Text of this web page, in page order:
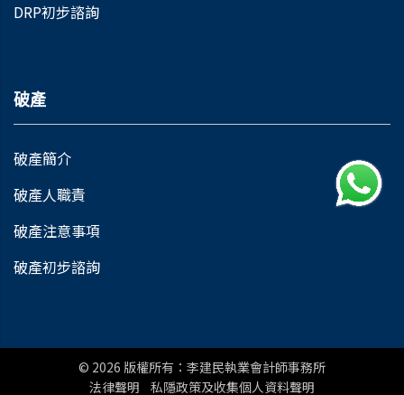
DRP初步諮詢
破產
破產簡介
破產人職責
破產注意事項
破產初步諮詢
© 2026 版權所有：李建民執業會計師事務所
法律聲明
私隱政策及收集個人資料聲明